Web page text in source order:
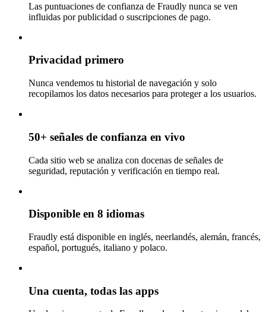
Las puntuaciones de confianza de Fraudly nunca se ven
influidas por publicidad o suscripciones de pago.
Privacidad primero
Nunca vendemos tu historial de navegación y solo
recopilamos los datos necesarios para proteger a los usuarios.
50+ señales de confianza en vivo
Cada sitio web se analiza con docenas de señales de
seguridad, reputación y verificación en tiempo real.
Disponible en 8 idiomas
Fraudly está disponible en inglés, neerlandés, alemán, francés,
español, portugués, italiano y polaco.
Una cuenta, todas las apps